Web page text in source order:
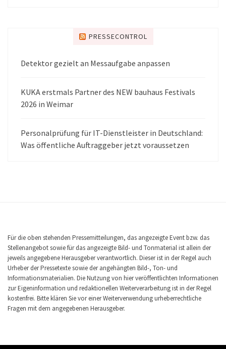
PRESSECONTROL
Detektor gezielt an Messaufgabe anpassen
KUKA erstmals Partner des NEW bauhaus Festivals
2026 in Weimar
Personalprüfung für IT-Dienstleister in Deutschland:
Was öffentliche Auftraggeber jetzt voraussetzen
Für die oben stehenden Pressemitteilungen, das angezeigte Event bzw. das
Stellenangebot sowie für das angezeigte Bild- und Tonmaterial ist allein der
jeweils angegebene Herausgeber verantwortlich. Dieser ist in der Regel auch
Urheber der Pressetexte sowie der angehängten Bild-, Ton- und
Informationsmaterialien. Die Nutzung von hier veröffentlichten Informationen
zur Eigeninformation und redaktionellen Weiterverarbeitung ist in der Regel
kostenfrei. Bitte klären Sie vor einer Weiterverwendung urheberrechtliche
Fragen mit dem angegebenen Herausgeber.